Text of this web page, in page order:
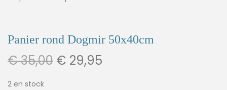
Panier rond Dogmir 50x40cm
€35,00 € 29,95
2 en stock